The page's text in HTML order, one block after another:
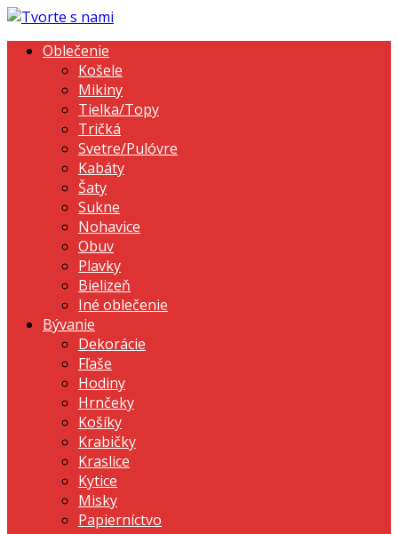
Oblečenie
Košele
Mikiny
Tielka/Topy
Tričká
Svetre/Pulóvre
Kabáty
Šaty
Sukne
Nohavice
Obuv
Plavky
Bielizeň
Iné oblečenie
Bývanie
Dekorácie
Fľaše
Hodiny
Hrnčeky
Košíky
Krabičky
Kraslice
Kytice
Misky
Papierníctvo